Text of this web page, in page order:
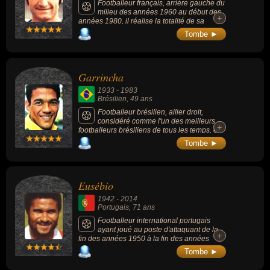
Footballeur français, arrière gauche du
milieu des années 1960 au début des
années 1980, il réalise la totalité de sa
carrière professionnelle sous les couleurs de
l'AS Saint-Étienne, remporte 5 championnats
+
+
Tombe ►
Garrincha
1933 - 1983
Brésilien, 49 ans
Footballeur brésilien, ailier droit,
considéré comme l'un des meilleurs
footballeurs brésiliens de tous les temps, et
pour certains le plus grand dribbleur de
l'histoire du football. Vainqueur de 2 éditions
Sa popularité était telle qu'il était surnommé
Alegria do Povo (en français : « Joie du
peuple »).
+
+
Tombe ►
Eusébio
1942 - 2014
Portugais, 71 ans
Footballeur international portugais
ayant joué au poste d'attaquant de la
fin des années 1950 à la fin des années
1970, considéré comme l'un des meilleurs
joueurs de l'histoire, il est surnommé la « O
+
+
Tombe ►